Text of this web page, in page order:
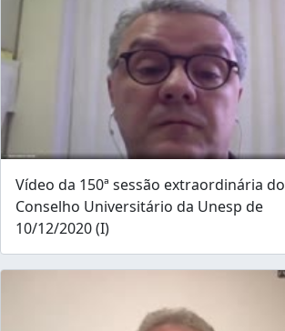
Vídeo da 150ª sessão extraordinária do
Conselho Universitário da Unesp de
10/12/2020 (I)